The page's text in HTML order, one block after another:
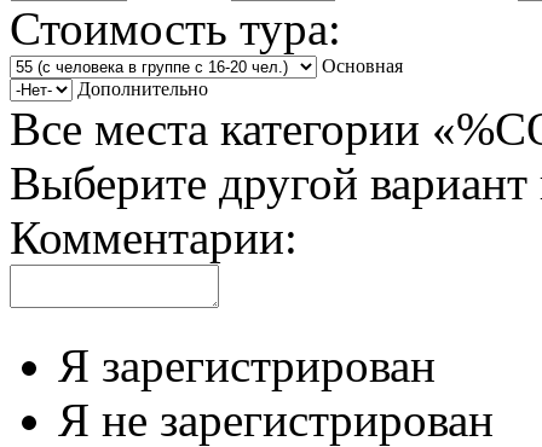
Стоимость тура:
Основная
Дополнительно
Все места категории
Выберите другой
Комментарии:
Я зарегистрирован
Я не зарегистрирован